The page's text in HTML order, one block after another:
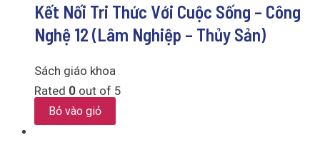
Kết Nối Tri Thức Với Cuộc Sống – Công
Nghệ 12 (Lâm Nghiệp – Thủy Sản)
Sách giáo khoa
Rated 0 out of 5
Bỏ vào giỏ